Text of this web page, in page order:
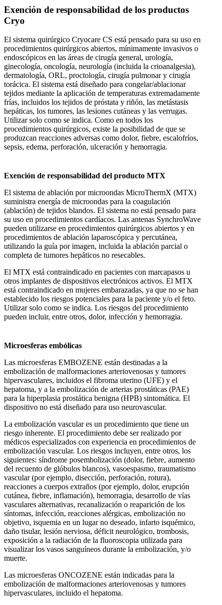
Exención de responsabilidad de los productos
Cryo
El sistema quirúrgico Cryocare CS está pensado para su uso en
procedimientos quirúrgicos abiertos, mínimamente invasivos o
endoscópicos en las áreas de cirugía general, urología,
ginecología, oncología, neurología (incluida la crioanalgesia),
dermatología, ORL, proctología, cirugía pulmonar y cirugía
torácica. El sistema está diseñado para congelar/ablacionar
tejidos mediante la aplicación de temperaturas extremadamente
frías, incluidos los tejidos de próstata y riñón, las metástasis
hepáticas, los tumores, las lesiones cutáneas y las verrugas.
Utilizar solo como se indica. Como en todos los
procedimientos quirúrgicos, existe la posibilidad de que se
produzcan reacciones adversas como dolor, fiebre, escalofríos,
sepsis, edema, perforación, ulceración y hemorragia.
Exención de responsabilidad del producto MTX
El sistema de ablación por microondas MicroThermX (MTX)
suministra energía de microondas para la coagulación
(ablación) de tejidos blandos. El sistema no está pensado para
su uso en procedimientos cardíacos. Las antenas SynchroWave
pueden utilizarse en procedimientos quirúrgicos abiertos y en
procedimientos de ablación laparoscópica y percutánea,
utilizando la guía por imagen, incluida la ablación parcial o
completa de tumores hepáticos no resecables.
El MTX está contraindicado en pacientes con marcapasos u
otros implantes de dispositivos electrónicos activos. El MTX
está contraindicado en mujeres embarazadas, ya que no se han
establecido los riesgos potenciales para la paciente y/o el feto.
Utilizar solo como se indica. Los riesgos del procedimiento
pueden incluir, entre otros, dolor, infección y hemorragia.
Microesferas embólicas
Las microesferas EMBOZENE están destinadas a la
embolización de malformaciones arteriovenosas y tumores
hipervasculares, incluidos el fibroma uterino (UFE) y el
hepatoma, y a la embolización de arterias prostáticas (PAE)
para la hiperplasia prostática benigna (HPB) sintomática. El
dispositivo no está diseñado para uso neurovascular.
La embolización vascular es un procedimiento que tiene un
riesgo inherente. El procedimiento debe ser realizado por
médicos especializados con experiencia en procedimientos de
embolización vascular. Los riesgos incluyen, entre otros, los
siguientes: síndrome posembolización (dolor, fiebre, aumento
del recuento de glóbulos blancos), vasoespasmo, traumatismo
vascular (por ejemplo, disección, perforación, rotura),
reacciones a cuerpos extraños (por ejemplo, dolor, erupción
cutánea, fiebre, inflamación), hemorragia, desarrollo de vías
vasculares alternativas, recanalización o reaparición de los
síntomas, infección, reacciones alérgicas, embolización no
objetivo, isquemia en un lugar no deseado, infarto isquémico,
daño tisular, lesión nerviosa, déficit neurológico, trombosis,
exposición a la radiación de la fluoroscopia utilizada para
visualizar los vasos sanguíneos durante la embolización, y/o
muerte.
Las microesferas ONCOZENE están indicadas para la
embolización de malformaciones arteriovenosas y tumores
hipervasculares, incluido el hepatoma.